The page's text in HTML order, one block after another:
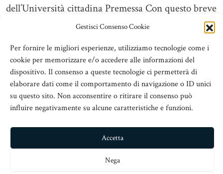
Gestisci Consenso Cookie
Per fornire le migliori esperienze, utilizziamo tecnologie come i
cookie per memorizzare e/o accedere alle informazioni del
dispositivo. Il consenso a queste tecnologie ci permetterà di
elaborare dati come il comportamento di navigazione o ID unici
su questo sito. Non acconsentire o ritirare il consenso può
influire negativamente su alcune caratteristiche e funzioni.
Accetta
Nega
dell’Università cittadina Premessa Con questo breve
saggio si intende affrontare, per gli aspetti
Studium di Messina e alla presenza in città della
Compagnia di Gesù dal 1548 che ne determinò i
presupposti con il suo Collegium prototypum. Si
intende così consentire al lettore interessato
all’argomento di acquisire elementi d’informazione
su quegli avvenimenti gloriosi per la città di allora,
perché possano essergli di stimolo per ulteriori
conoscenze sul rapporto culturale e istituzionale